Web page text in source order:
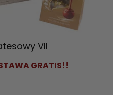
VII
GRATIS!!